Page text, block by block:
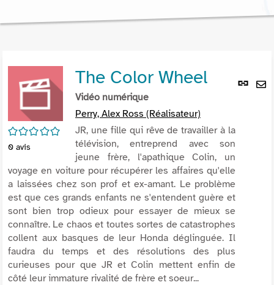
Lien
/5
0 avis
The Color Wheel
Vidéo numérique
Perry, Alex Ross (Réalisateur)
JR, une fille qui rêve de travailler à la
télévision, entreprend avec son
jeune frère, l'apathique Colin, un
voyage en voiture pour récupérer les affaires qu'elle
a laissées chez son prof et ex-amant. Le problème
est que ces grands enfants ne s'entendent guère et
sont bien trop odieux pour essayer de mieux se
connaître. Le chaos et toutes sortes de catastrophes
collent aux basques de leur Honda déglinguée. Il
faudra du temps et des résolutions des plus
curieuses pour que JR et Colin mettent enfin de
côté leur immature rivalité de frère et soeur...